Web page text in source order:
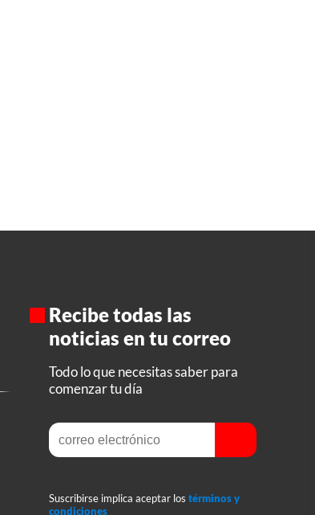
Recibe todas las
noticias en tu correo
Todo lo que necesitas saber para
comenzar tu día
Suscribirse implica aceptar los términos y
condiciones